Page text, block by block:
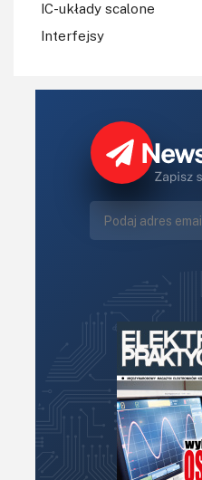
IC-układy scalone
Interfejsy
Koła Naukowe
LED/LCD/OLED
Mechatronika
Optoelektronika
PCB/Montaż
Podstawy elektroniki
Podzespoły bierne
Półprzewodniki